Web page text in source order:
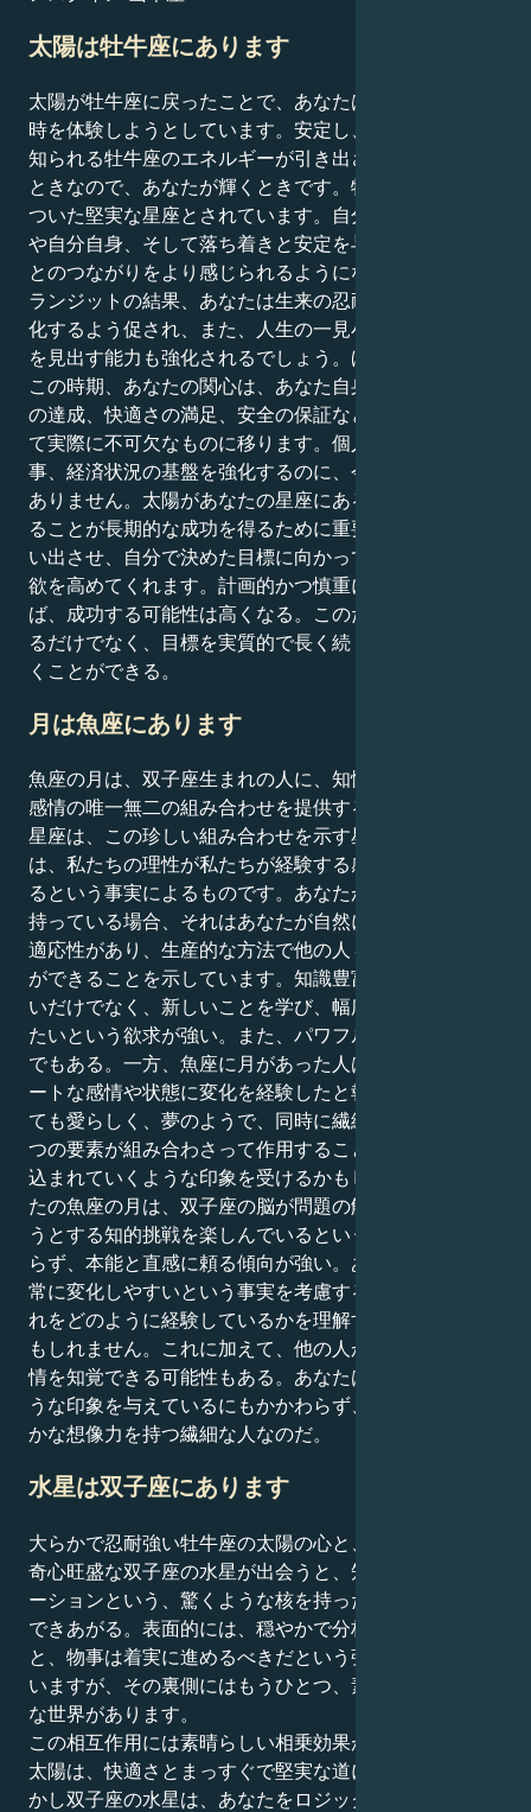
太陽は牡牛座にあります
太陽が牡牛座に戻ったことで、あなたはパワーと再生の
時を体験しようとしています。安定し、根を張ることで
知られる牡牛座のエネルギーが引き出され、強化される
ときなので、あなたが輝くときです。牡牛座は地に足が
ついた堅実な星座とされています。自分の核となる考え
や自分自身、そして落ち着きと安定を与えてくれるもの
とのつながりをより感じられるようになります。このト
ランジットの結果、あなたは生来の忍耐力と持久力を強
化するよう促され、また、人生の一見小さなことに喜び
を見出す能力も強化されるでしょう。ほとんどの場合、
この時期、あなたの関心は、あなた自身の個人的な目標
の達成、快適さの満足、安全の保証など、あなたにとっ
て実際に不可欠なものに移ります。個人的な生活、仕
事、経済状況の基盤を強化するのに、今ほど適した時は
ありません。太陽があなたの星座にある間は、計画を守
ることが長期的な成功を得るために重要であることを思
い出させ、自分で決めた目標に向かって努力し続ける意
欲を高めてくれます。計画的かつ慎重に物事を設計すれ
ば、成功する可能性は高くなる。このため、変化を始め
るだけでなく、目標を実質的で長く続くものに変えてい
くことができる。
月は魚座にあります
魚座の月は、双子座生まれの人に、知性と直感、理性と
感情の唯一無二の組み合わせを提供する。双子座の太陽
星座は、この珍しい組み合わせを示す星座である。これ
は、私たちの理性が私たちが経験する感情に影響を与え
るという事実によるものです。あなたが双子座の気質を
持っている場合、それはあなたが自然に好奇心旺盛で、
適応性があり、生産的な方法で他の人々と通信すること
ができることを示しています。知識豊富で頭の回転が速
いだけでなく、新しいことを学び、幅広い活動に参加し
たいという欲求が強い。また、パワフルな知性の持ち主
でもある。一方、魚座に月があった人は、最もプライベ
ートな感情や状態に変化を経験したと報告している。と
ても愛らしく、夢のようで、同時に繊細な構図。この2
つの要素が組み合わさって作用することで、内側に引き
込まれていくような印象を受けるかもしれません。あな
たの魚座の月は、双子座の脳が問題の解決策を見つけよ
うとする知的挑戦を楽しんでいるという事実にもかかわ
らず、本能と直感に頼る傾向が強い。あなたの感覚が非
常に変化しやすいという事実を考慮すると、あなたがそ
れをどのように経験しているかを理解するのは難しいか
もしれません。これに加えて、他の人が経験している感
情を知覚できる可能性もある。あなたは社交的な蝶のよ
うな印象を与えているにもかかわらず、水面下では鮮や
かな想像力を持つ繊細な人なのだ。
水星は双子座にあります
大らかで忍耐強い牡牛座の太陽の心と、機転が利いて好
奇心旺盛な双子座の水星が出会うと、知性とコミュニケ
ーションという、驚くような核を持った感性豊かな人が
できあがる。表面的には、穏やかで分析的なアプローチ
と、物事は着実に進めるべきだという強い考えを持って
いますが、その裏側にはもうひとつ、素早く動く飛翔的
な世界があります。
この相互作用には素晴らしい相乗効果がある。牡牛座の
太陽は、快適さとまっすぐで堅実な道に飢えている。し
かし双子座の水星は、あなたをロジックとアイデアの世